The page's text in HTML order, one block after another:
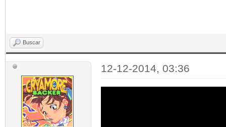
Buscar
12-12-2014, 03:36